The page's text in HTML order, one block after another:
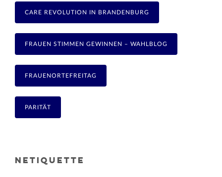
CARE REVOLUTION IN BRANDENBURG
FRAUEN STIMMEN GEWINNEN – WAHLBLOG
FRAUENORTEFREITAG
PARITÄT
NETIQUETTE